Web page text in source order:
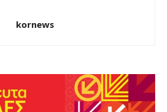
kornews